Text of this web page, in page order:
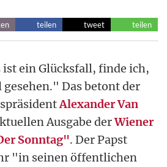
teilen tweet teilen
ist ein Glücksfall, finde ich,
Das betont der
Alexander Van
Ausgabe derWiener
Sonntag". Der Papst
"in seinen öffentlichen